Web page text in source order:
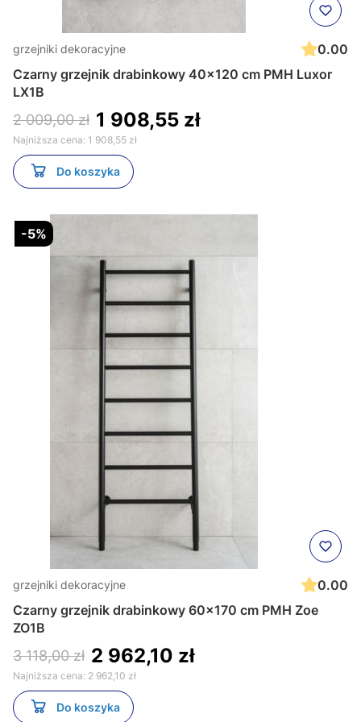
grzejniki dekoracyjne
0.00
Czarny grzejnik drabinkowy 40x120 cm PMH Luxor
LX1B
2 009,00 zł 1 908,55 zł
Najniższa cena: 1 908,55 zł
Do koszyka
-5%
grzejniki dekoracyjne
0.00
Czarny grzejnik drabinkowy 60x170 cm PMH Zoe
ZO1B
3 118,00 zł 2 962,10 zł
Najniższa cena: 2 962,10 zł
Do koszyka